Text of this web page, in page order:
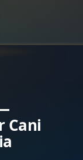
Cani